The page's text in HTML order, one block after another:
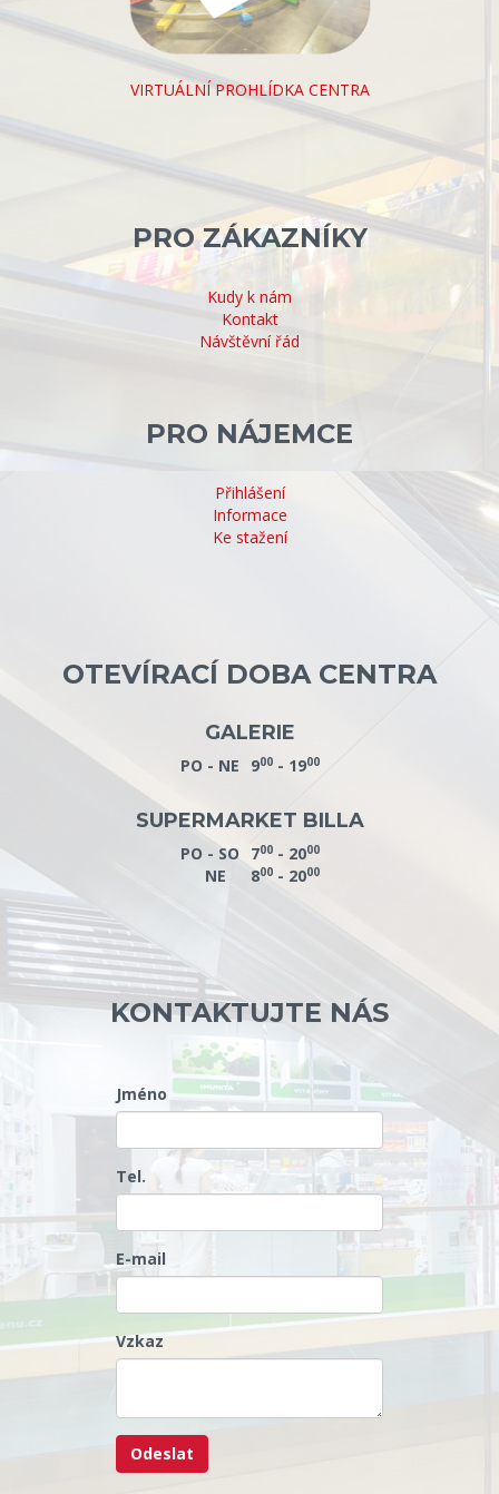
VIRTUÁLNÍ PROHLÍDKA CENTRA
PRO ZÁKAZNÍKY
Kudy k nám
Kontakt
Návštěvní řád
PRO NÁJEMCE
Přihlášení
Informace
Ke stažení
OTEVÍRACÍ DOBA CENTRA
GALERIE
PO - NE 900- 1900
SUPERMARKET BILLA
PO - SO 700- 2000
NE 800- 2000
KONTAKTUJTE NÁS
Jméno
Tel.
E-mail
Vzkaz